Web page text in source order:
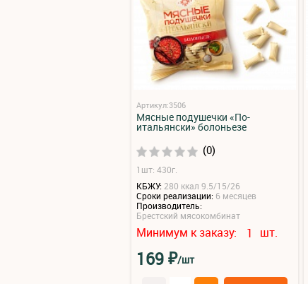
Артикул:3506
Мясные подушечки «По-
итальянски» болоньезе
(0)
1шт: 430г.
КБЖУ: 280 ккал 9.5/15/26
Сроки реализации: 6 месяцев
Производитель:
Брестский мясокомбинат
Минимум к заказу: 1 шт.
169₽/шт